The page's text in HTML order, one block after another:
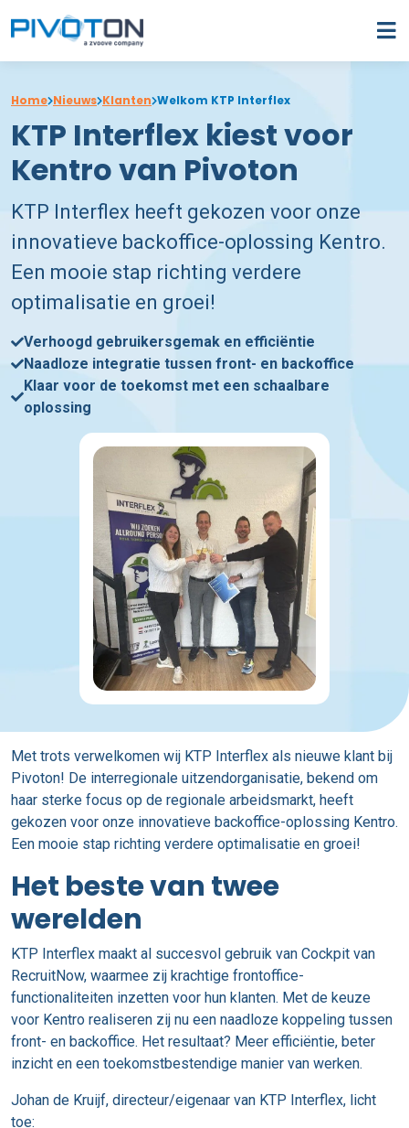
Home Nieuws Klanten Welkom KTP Interflex
KTP Interflex kiest voor
Kentro van Pivoton
KTP Interflex heeft gekozen voor onze
innovatieve backoffice-oplossing Kentro.
Een mooie stap richting verdere
optimalisatie en groei!
Verhoogd gebruikersgemak en efficiëntie
Naadloze integratie tussen front- en backoffice
Klaar voor de toekomst met een schaalbare
oplossing
Met trots verwelkomen wij KTP Interflex als nieuwe klant bij
Pivoton! De interregionale uitzendorganisatie, bekend om
haar sterke focus op de regionale arbeidsmarkt, heeft
gekozen voor onze innovatieve backoffice-oplossing Kentro.
Een mooie stap richting verdere optimalisatie en groei!
Het beste van twee
werelden
KTP Interflex maakt al succesvol gebruik van Cockpit van
RecruitNow, waarmee zij krachtige frontoffice-
functionaliteiten inzetten voor hun klanten. Met de keuze
voor Kentro realiseren zij nu een naadloze koppeling tussen
front- en backoffice. Het resultaat? Meer efficiëntie, beter
inzicht en een toekomstbestendige manier van werken.
Johan de Kruijf, directeur/eigenaar van KTP Interflex, licht
toe: